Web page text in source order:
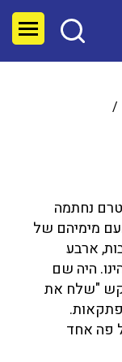
נחתמה
מימיהם של
ארבע
היה שם
"שלח את
פה אחד